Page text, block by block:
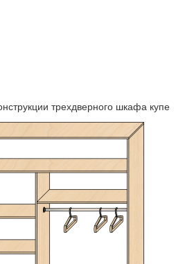
трехдверного шкафа купе